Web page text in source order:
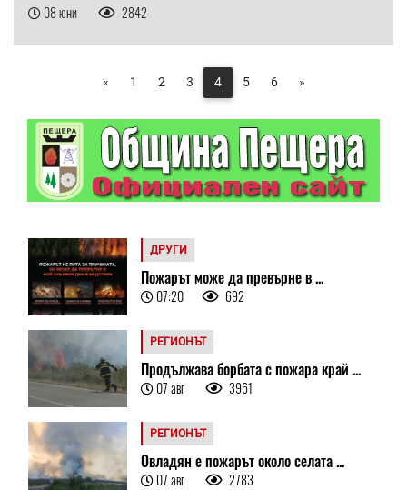
08 юни 2842
« 1 2 3 4 5 6 »
ДРУГИ
Пожарът може да превърне в ...
07:20 692
РЕГИОНЪТ
Продължава борбата с пожара край ...
07 авг 3961
РЕГИОНЪТ
Овладян е пожарът около селата ...
07 авг 2783